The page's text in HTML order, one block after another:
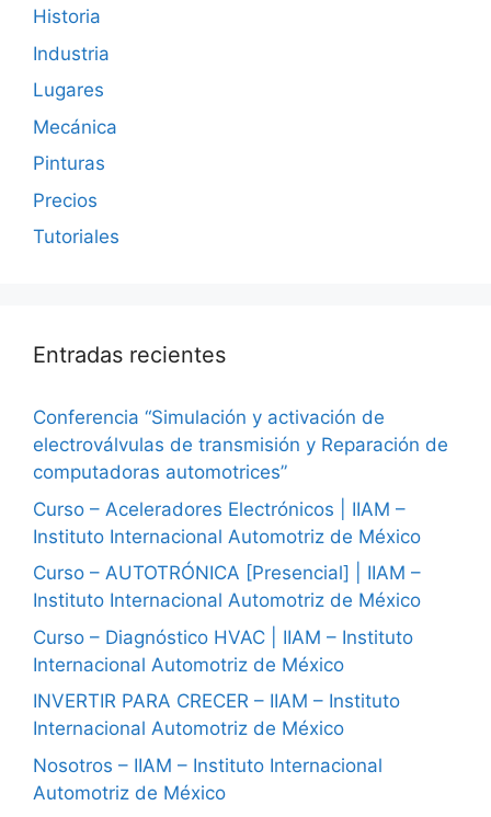
Historia
Industria
Lugares
Mecánica
Pinturas
Precios
Tutoriales
Entradas recientes
Conferencia “Simulación y activación de
electroválvulas de transmisión y Reparación de
computadoras automotrices”
Curso – Aceleradores Electrónicos | IIAM –
Instituto Internacional Automotriz de México
Curso – AUTOTRÓNICA [Presencial] | IIAM –
Instituto Internacional Automotriz de México
Curso – Diagnóstico HVAC | IIAM – Instituto
Internacional Automotriz de México
INVERTIR PARA CRECER – IIAM – Instituto
Internacional Automotriz de México
Nosotros – IIAM – Instituto Internacional
Automotriz de México